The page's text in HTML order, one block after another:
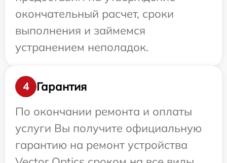
окончательный расчет, сроки
выполнения и займемся
устранением неполадок.
4
Гарантия
По окончании ремонта и оплаты
услуги Вы получите официальную
гарантию на ремонт устройства